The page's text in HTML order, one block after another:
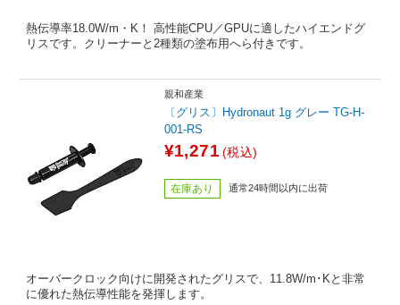
熱伝導率18.0W/m・K！ 高性能CPU／GPUに適したハイエンドグ
リスです。クリーナーと2種類の塗布用へら付きです。
親和産業
〔グリス〕Hydronaut 1g グレー TG-H-
001-RS
¥1,271 (税込)
在庫あり 通常24時間以内に出荷
オーバークロック向けに開発されたグリスで、11.8W/m･Kと非常
に優れた熱伝導性能を発揮します。